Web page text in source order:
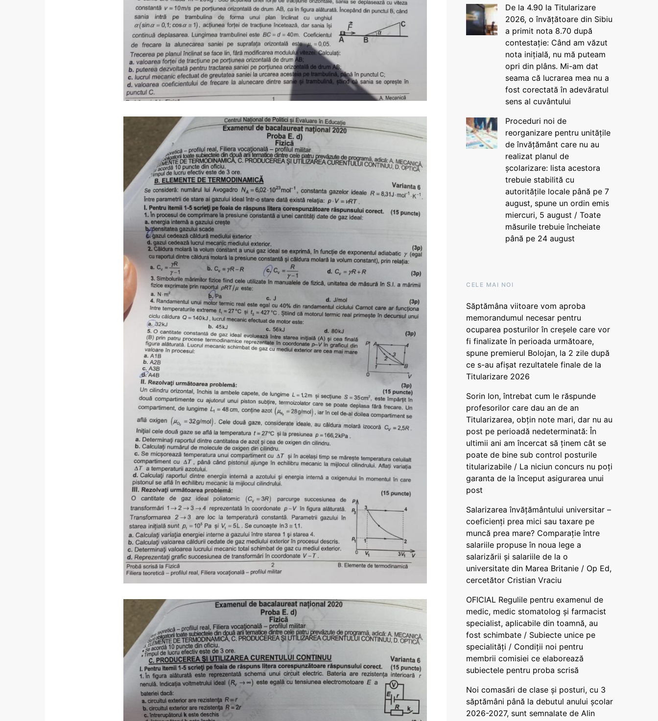
De la 4.90 la Titularizare
2026, o învățătoare din Sibiu
a primit nota 8.70 după
contestație: Când am văzut
nota inițială, nu mă puteam
opri din plâns. Mi-am dat
seama că lucrarea mea nu a
fost corectată în adevăratul
sens al cuvântului
Proceduri noi de
reorganizare pentru unitățile
de învățământ care nu au
realizat planul de
școlarizare: lista acestora
trebuie stabilită cu
autoritățile locale până pe 7
august, spune un ordin emis
miercuri, 5 august / Toate
măsurile trebuie încheiate
până pe 24 august
CELE MAI NOI
Săptămâna viitoare vom aproba
memorandumul necesar pentru
ocuparea posturilor în creșele care vor
fi finalizate în perioada următoare,
spune premierul Bolojan, la 2 zile după
ce s-au afișat rezultatele finale de la
Titularizare 2026
Sorin Ion, întrebat cum le răspunde
profesorilor care dau an de an
Titularizarea, obțin note mari, dar nu au
post pe perioadă nedeterminată: În
ultimii ani am încercat să ținem cât se
poate de bine sub control posturile
titularizabile / La niciun concurs nu poți
garanta de la început asigurarea unui
post
Salarizarea învățământului universitar –
coeficienți prea mici sau taxare pe
muncă prea mare? Comparație între
salariile propuse în noua lege a
salarizării și salariile de la o
universitate din Marea Britanie / Op Ed,
cercetător Cristian Vraciu
OFICIAL Regulile pentru examenul de
medic, medic stomatolog și farmacist
specialist, aplicabile din toamnă, au
fost schimbate / Subiecte unice pe
specialități / Condiții noi pentru
membrii comisiei ce elaborează
subiectele pentru proba scrisă
Noi comasări de clase și posturi, cu 3
săptămâni până la debutul anului școlar
2026-2027, sunt semnalate de Alin